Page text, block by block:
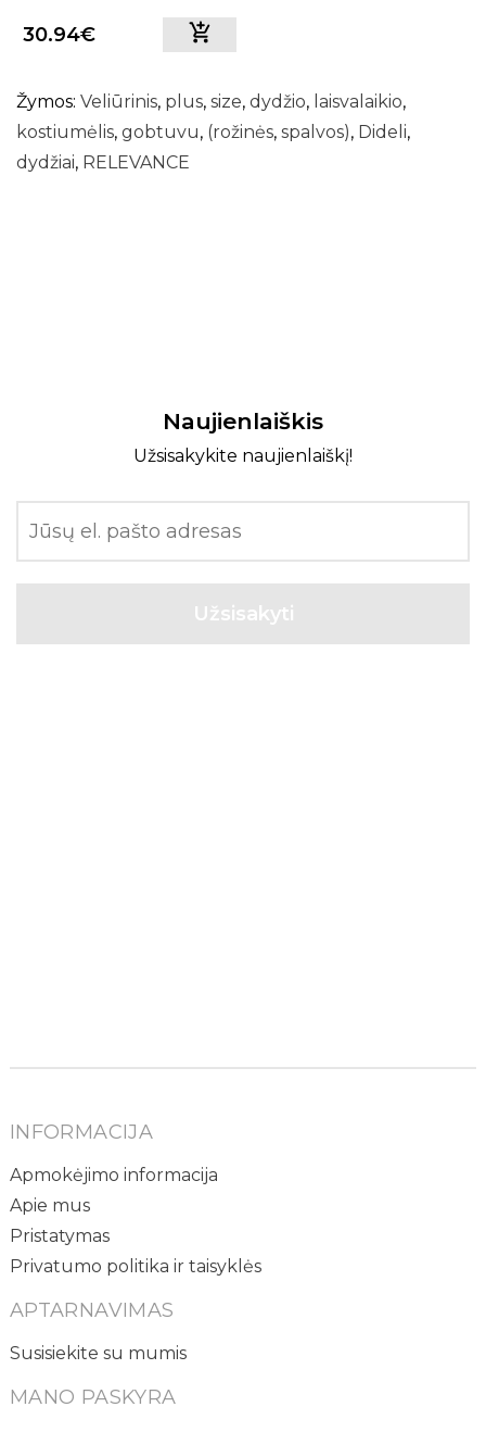
rankovėmis Lakert
30.94€
Žymos: Veliūrinis, plus, size, dydžio, laisvalaikio,
kostiumėlis, gobtuvu, (rožinės, spalvos), Dideli,
dydžiai, RELEVANCE
Naujienlaiškis
Užsisakykite naujienlaiškį!
INFORMACIJA
Apmokėjimo informacija
Apie mus
Pristatymas
Privatumo politika ir taisyklės
APTARNAVIMAS
Susisiekite su mumis
MANO PASKYRA